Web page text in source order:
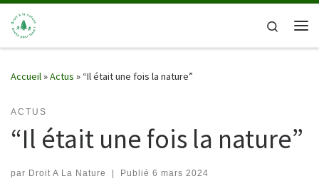
Passer au contenu
Search
Accueil»Actus » “Il était une fois la nature”
ACTUS
“Il était une fois la nature”
par Droit A La Nature | Publié 6 mars 2024